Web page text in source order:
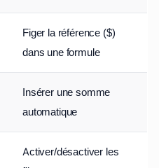
Figer la référence ($)
dans une formule
Insérer une somme
automatique
Activer/désactiver les